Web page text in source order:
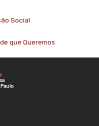
Social
que Queremos